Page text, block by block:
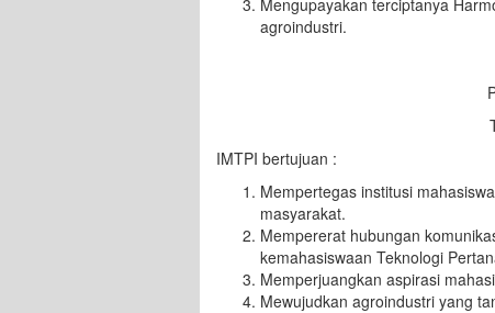
Mengupayakan terciptanya
agroindustri.
IMTPI bertujuan :
Mempertegas institusi
masyarakat.
Mempererat hubungan
kemahasiswaan Teknologi
Memperjuangkan aspirasi
Mewujudkan agroindustri yang